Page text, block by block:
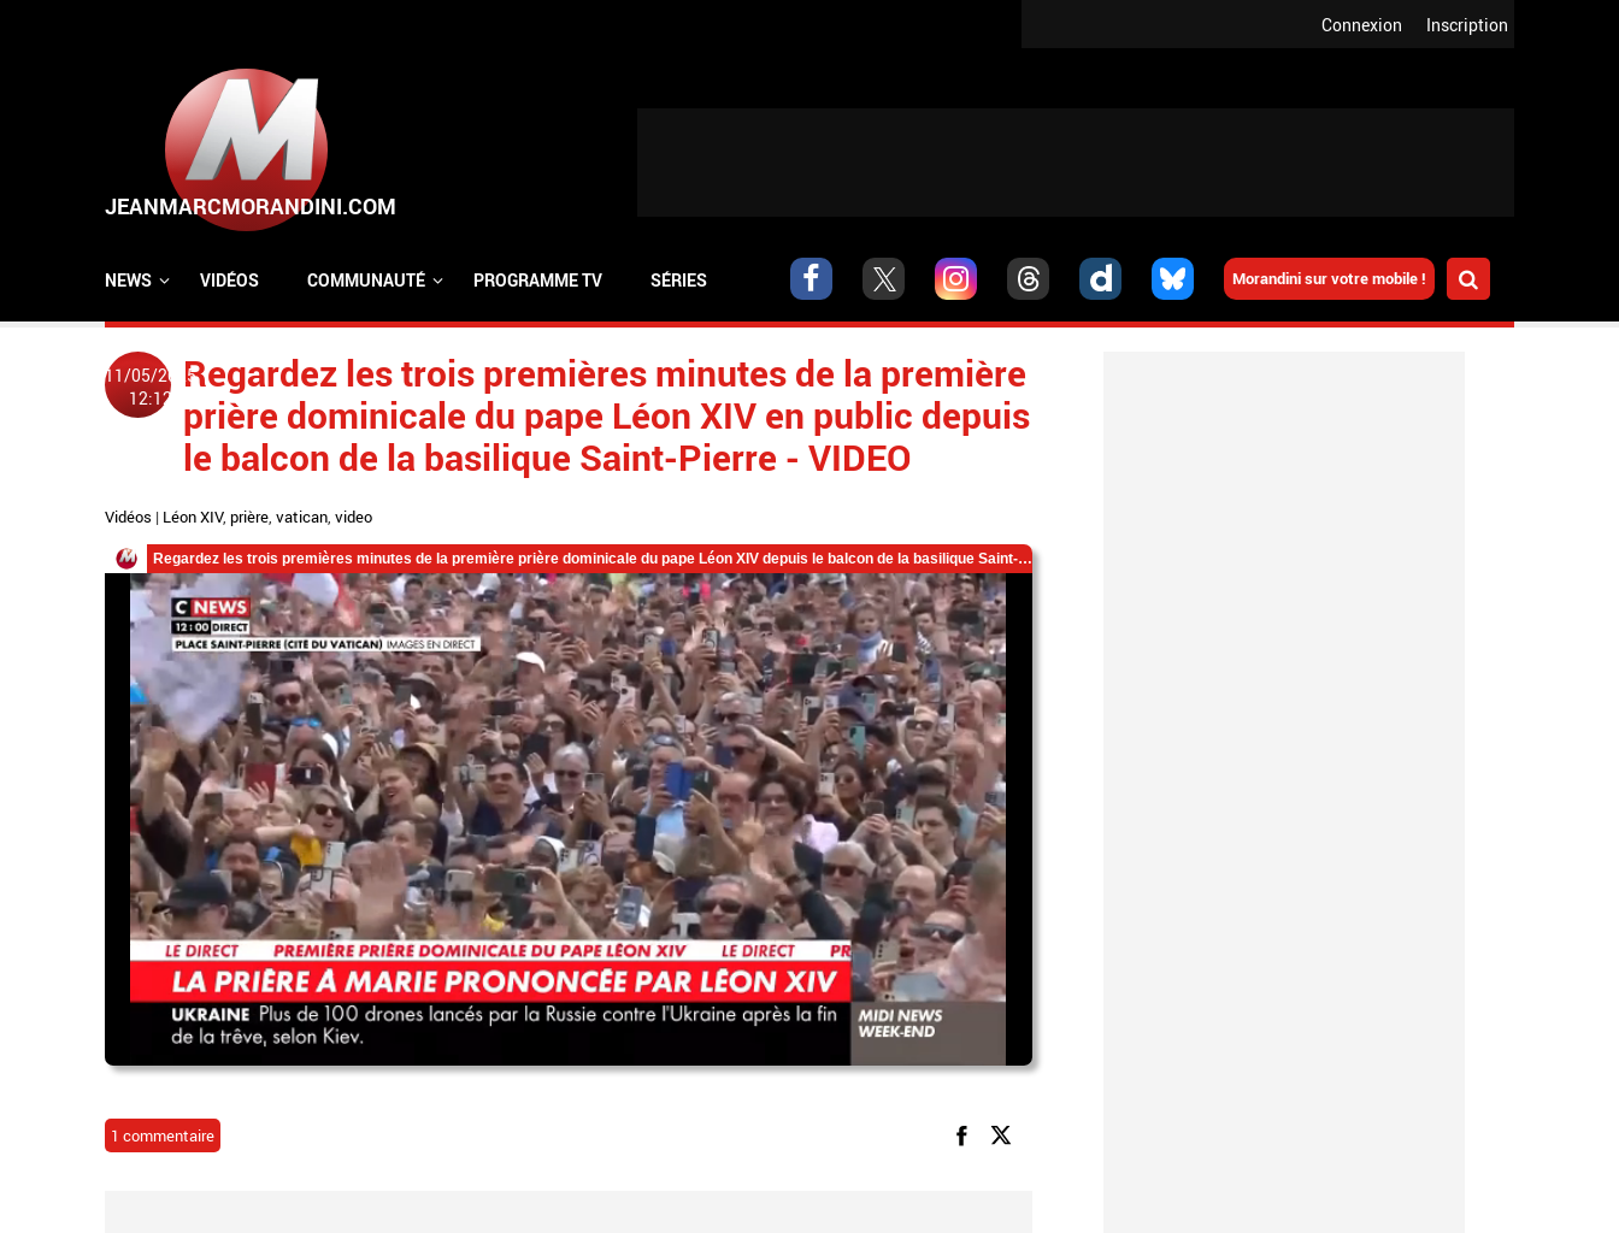
Inscription
Connexion
Morandini sur votre mobile !
NEWS VIDÉOS COMMUNAUTÉ PROGRAMME TV SÉRIES
11/05/2025
12:12
Regardez les trois premières minutes de la première
prière dominicale du pape Léon XIV en public depuis
le balcon de la basilique Saint-Pierre - VIDEO
Vidéos | Léon XIV, prière, vatican, video
1 commentaire